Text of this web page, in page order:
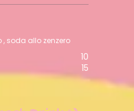
soda allo zenzero
10
15